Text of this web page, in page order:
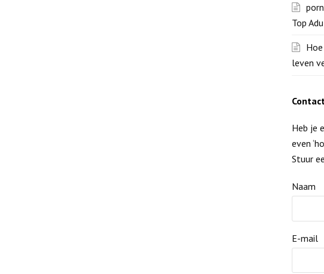
Top
leven
Heb je
even
Stuur
Naam
E-mail